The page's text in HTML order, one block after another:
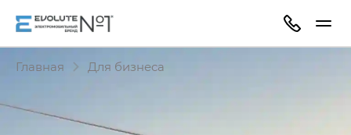
Главная Для бизнеса